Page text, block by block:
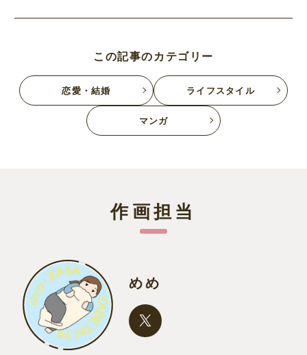
この記事のカテゴリー
恋愛・結婚 ライフスタイル
マンガ
作画担当
めめ